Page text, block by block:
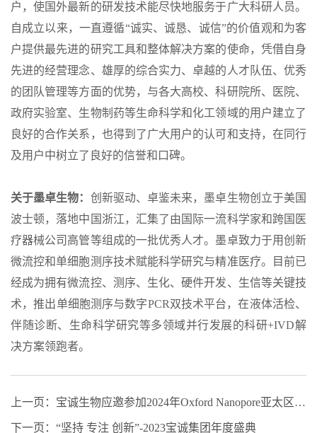
户，使国外最新的研发技术能尽快地服务于广大科研人员。
自成立以来，一直遵循“诚实、诚恳、诚信”的价值观和为客
户提供最先进的研究工具和整体解决方案的使命，凭借自身
先进的经营理念、雄厚的综合实力、卓越的人才队伍、优秀
的团队管理等方面的优势，与各大高校、科研院所、医院、
政府实验室、生物制药等生命科学和化工领域的用户建立了
良好的合作关系，也得到了广大用户的认可和支持，在同行
及用户中树立了良好的信誉和口碑。
关于墨卓生物： 创新驱动、卓鉴未来，墨卓生物创立于美国
波士顿，落地中国浙江，汇集了由国际一流科学家和跨国医
疗器械公司高管等组成的一批优秀人才。墨卓致力于用创新
微流控和单细胞测序技术赋能科学研究与精准医疗。目前已
经成为拥有微流控、测序、生化、硬件开发、生信等关键技
术，推出单细胞测序与数字PCR双技术平台，在液体活检、
伴随诊断、生命科学研究等多领域并行发展的科研+IVD解
决方案领跑者。
上一页： 宝诚生物应邀参加2024年Oxford Nanopore亚太区商业启动会议
下一页： “坚持 专注 创新”-2023宝诚集团年度盛典